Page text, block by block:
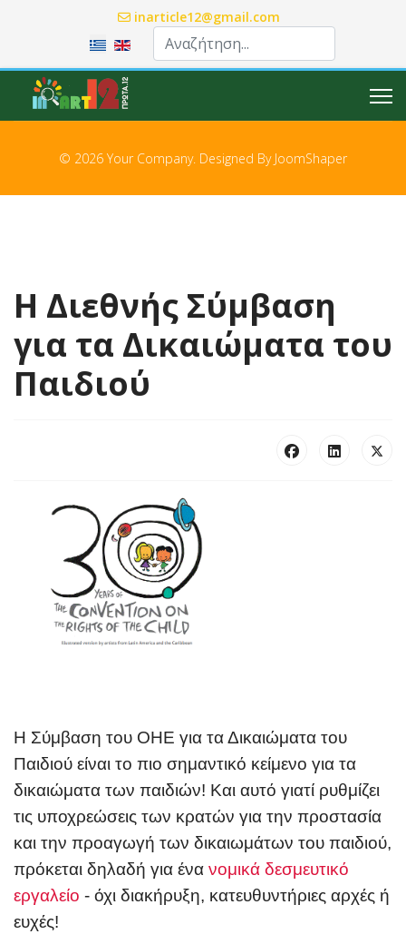
inarticle12@gmail.com
Επιλέξτε τη γλώσσα σας
© 2026 Your Company. Designed By JoomShaper
Η Διεθνής Σύμβαση
για τα Δικαιώματα του
Παιδιού
Η Σύμβαση του ΟΗΕ για τα Δικαιώματα του
Παιδιού είναι το πιο σημαντικό κείμενο για τα
δικαιώματα των παιδιών! Και αυτό γιατί ρυθμίζει
τις υποχρεώσεις των κρατών για την προστασία
και την προαγωγή των δικαιωμάτων του παιδιού,
πρόκεται δηλαδή για ένα νομικά δεσμευτικό
εργαλείο - όχι διακήρυξη, κατευθυντήριες αρχές ή
ευχές!